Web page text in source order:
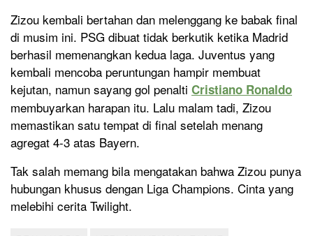
Zizou kembali bertahan dan melenggang ke babak final
di musim ini. PSG dibuat tidak berkutik ketika Madrid
berhasil memenangkan kedua laga. Juventus yang
kembali mencoba peruntungan hampir membuat
kejutan, namun sayang gol penalti Cristiano Ronaldo
membuyarkan harapan itu. Lalu malam tadi, Zizou
memastikan satu tempat di final setelah menang
agregat 4-3 atas Bayern.
Tak salah memang bila mengatakan bahwa Zizou punya
hubungan khusus dengan Liga Champions. Cinta yang
melebihi cerita Twilight.